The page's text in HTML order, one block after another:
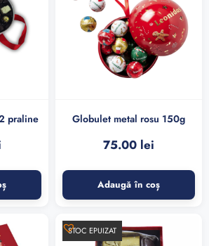
praline Globulet metal rosu 150g
75.00 lei
Adaugă în coș
STOC EPUIZAT